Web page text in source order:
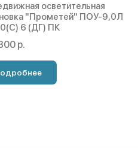
осветительная
"Прометей" ПОУ-9,0Л
6 (ДГ) ПК
р.